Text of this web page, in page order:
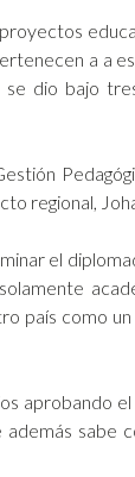
a a
dio bajo
regional,
el
país como
aprobando
sabe